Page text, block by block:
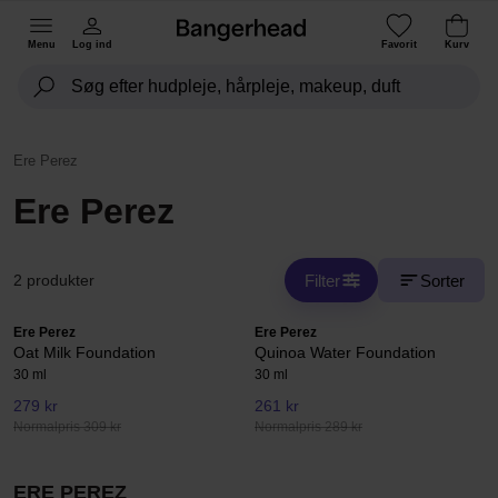
Menu Log ind Favorit Kurv
Ere Perez
Ere Perez
2 produkter Filter Sorter
Ere Perez
Oat Milk Foundation
30 ml
279 kr
Normalpris 309 kr
Ere Perez
Quinoa Water Foundation
30 ml
261 kr
Normalpris 289 kr
ERE PEREZ